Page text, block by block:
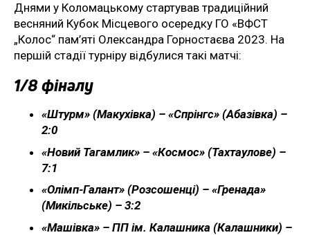
Днями у Коломацькому стартував традиційний
весняний Кубок Місцевого осередку ГО «ВФСТ
„Колос“ пам’яті Олександра Горностаєва 2023. На
першій стадії турніру відбулися такі матчі:
1/8 фіналу
«Штурм» (Макухівка) – «Спрінгс» (Абазівка) –
2:0
«Новий Тагамлик» – «Космос» (Тахтаулове) –
7:1
«Олімп-Галант» (Розсошенці) – «Гренада»
(Микільське) – 3:2
«Машівка» – ПП ім. Калашника (Калашники) –